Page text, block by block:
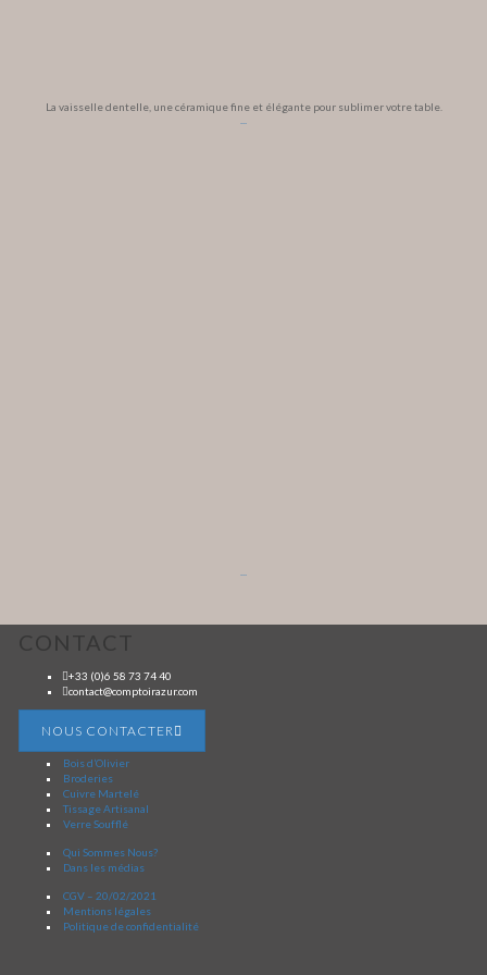
La vaisselle dentelle, une céramique fine et élégante pour sublimer votre table.
CONTACT
+33 (0)6 58 73 74 40
contact@comptoirazur.com
NOUS CONTACTER
Bois d’Olivier
Broderies
Cuivre Martelé
Tissage Artisanal
Verre Soufflé
Qui Sommes Nous?
Dans les médias
CGV – 20/02/2021
Mentions légales
Politique de confidentialité